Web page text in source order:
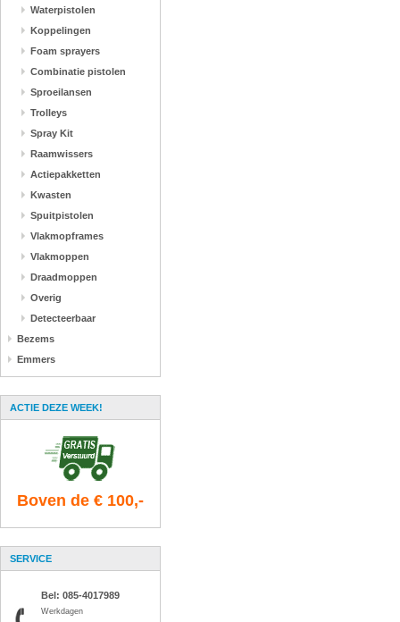
Waterpistolen
Koppelingen
Foam sprayers
Combinatie pistolen
Sproeilansen
Trolleys
Spray Kit
Raamwissers
Actiepakketten
Kwasten
Spuitpistolen
Vlakmopframes
Vlakmoppen
Draadmoppen
Overig
Detecteerbaar
Bezems
Emmers
ACTIE DEZE WEEK!
Boven de € 100,-
SERVICE
Bel: 085-4017989
Werkdagen